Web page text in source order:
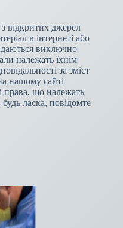
з відкритих джерел
в інтернеті або
виключно
належать їхнім
за зміст
нашому сайті
права, що належать
ласка, повідомте